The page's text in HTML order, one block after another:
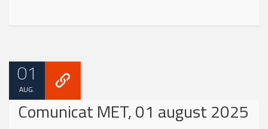
01
AUG.
Comunicat MET, 01 august 2025